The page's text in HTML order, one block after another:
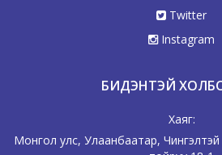
Twitter
Instagram
БИДЭНТЭЙ
Хаяг:
Монгол улс, Улаанбаатар,